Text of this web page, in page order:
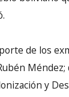
de los
y